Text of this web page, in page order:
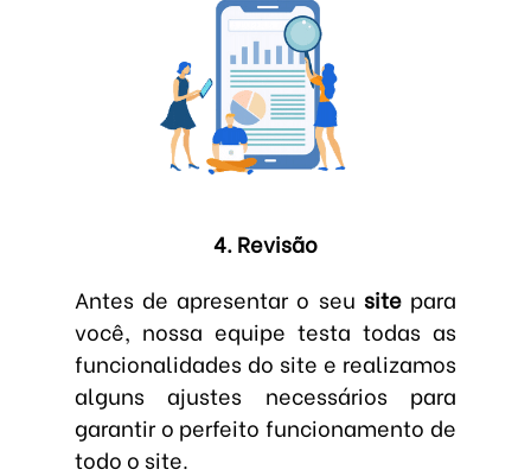
4. Revisão
Antes de apresentar o seu site para
você, nossa equipe testa todas as
funcionalidades do site e realizamos
alguns ajustes necessários para
garantir o perfeito funcionamento de
todo o site.